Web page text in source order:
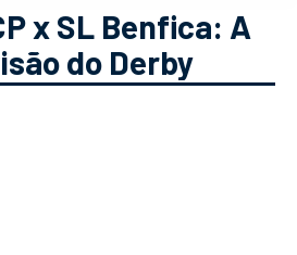
x SL Benfica: A
do Derby